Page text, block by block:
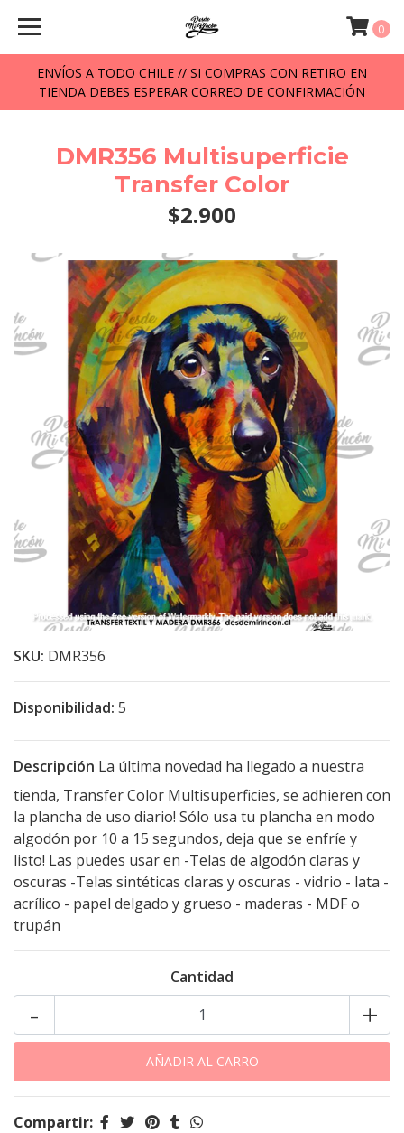
ENVÍOS A TODO CHILE // SI COMPRAS CON RETIRO EN
TIENDA DEBES ESPERAR CORREO DE CONFIRMACIÓN
0
DMR356 Multisuperficie
Transfer Color
$2.900
SKU: DMR356
Disponibilidad: 5
Descripción La última novedad ha llegado a nuestra
tienda, Transfer Color Multisuperficies, se adhieren con
la plancha de uso diario! Sólo usa tu plancha en modo
algodón por 10 a 15 segundos, deja que se enfríe y
listo! Las puedes usar en -Telas de algodón claras y
oscuras -Telas sintéticas claras y oscuras - vidrio - lata -
acrílico - papel delgado y grueso - maderas - MDF o
trupán
Cantidad
+
-
Compartir: